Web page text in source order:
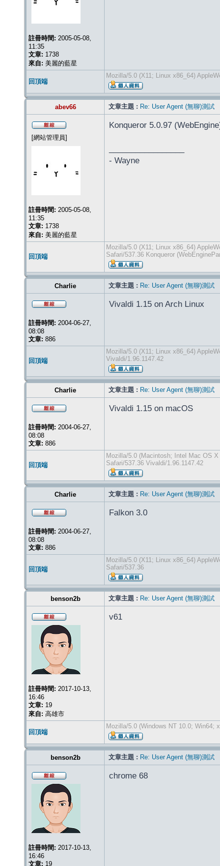
註冊時間: 2005-05-08,
11:35
文章: 1738
來自: 美麗的藍星
回頂端
Mozilla/5.0 (X11; Linux x86_64)
abev66 文章主題 : Re: User Agent (無聊)測試
[網站管理員]
註冊時間: 2005-05-08,
11:35
文章: 1738
來自: 美麗的藍星
Konqueror 5.0.97
- Wayne
回頂端
Mozilla/5.0 (X11; Linux x86_64)
Safari/537.36 Konqueror
Charlie 文章主題 : Re: User Agent (無聊)測試
註冊時間: 2004-06-27,
08:08
文章: 886
Vivaldi 1.15 on Arch Linux
回頂端
Mozilla/5.0 (X11; Linux x86_64)
Vivaldi/1.96.1147.42
Charlie 文章主題 : Re: User Agent (無聊)測試
註冊時間: 2004-06-27,
08:08
文章: 886
Vivaldi 1.15 on macOS
回頂端
Mozilla/5.0 (Macintosh; Intel Mac OS
Safari/537.36 Vivaldi/1.96.1147.42
Charlie 文章主題 : Re: User Agent (無聊)測試
註冊時間: 2004-06-27,
08:08
文章: 886
Falkon 3.0
回頂端
Mozilla/5.0 (X11; Linux x86_64)
Safari/537.36
benson2b 文章主題 : Re: User Agent (無聊)測試
註冊時間: 2017-10-13,
16:46
文章: 19
來自: 高雄市
v61
回頂端
Mozilla/5.0 (Windows NT 10.0; Win64;
benson2b 文章主題 : Re: User Agent (無聊)測試
註冊時間: 2017-10-13,
16:46
文章: 19
chrome 68